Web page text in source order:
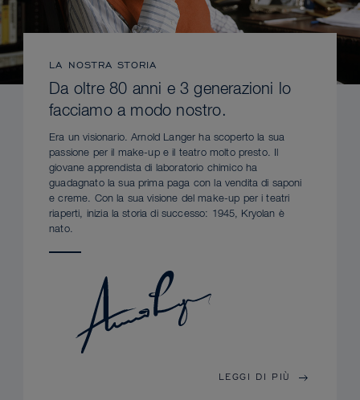
LA NOSTRA STORIA
Da oltre 80 anni e 3 generazioni lo
facciamo a modo nostro.
Era un visionario. Arnold Langer ha scoperto la sua
passione per il make-up e il teatro molto presto. Il
giovane apprendista di laboratorio chimico ha
guadagnato la sua prima paga con la vendita di saponi
e creme. Con la sua visione del make-up per i teatri
riaperti, inizia la storia di successo: 1945, Kryolan è
nato.
LEGGI DI PIÙ